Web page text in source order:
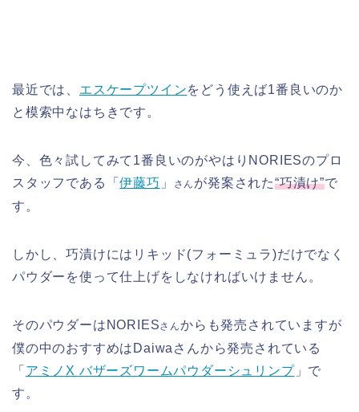
最近では、 エスケープツインをどう使えば1番良いのか
と模索中なはちきです。
今、色々試してみて1番良いのがやはりNORIESのプロ
スタッフである「伊藤巧 」 さん が発案された“巧漬け”で
す。
しかし、巧漬けにはリキッド(フォーミュラ)だけでなく
パウダーを使って仕上げをしなければいけません。
そのパウダーはNORIESさんからも発売されていますが
僕の中のおすすめはDaiwaさんから発売されている
「 アミノX バザーズワームパウダーシュリンプ」で
す。